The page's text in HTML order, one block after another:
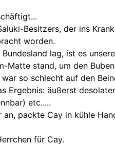
Besitzers, der ins
worden.
lag, ist es
Matte stand, um den
so schlecht auf den
Ergebnis: äußerst
etc.....
packte Cay in kühle
für Cay.